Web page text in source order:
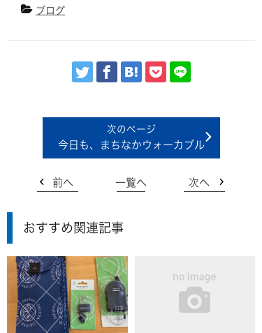
ブログ
今日も、まちなかウォーカブル
前へ 一覧へ 次へ
おすすめ関連記事